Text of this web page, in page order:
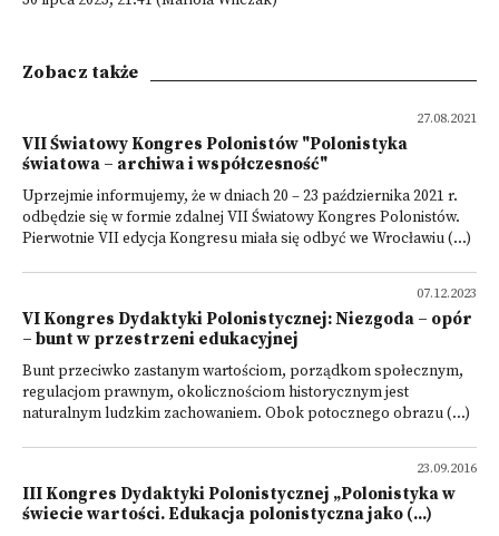
Zobacz także
27.08.2021
VII Światowy Kongres Polonistów "Polonistyka
światowa – archiwa i współczesność"
Uprzejmie informujemy, że w dniach 20 – 23 października 2021 r.
odbędzie się w formie zdalnej VII Światowy Kongres Polonistów.
Pierwotnie VII edycja Kongresu miała się odbyć we Wrocławiu (...)
07.12.2023
VI Kongres Dydaktyki Polonistycznej: Niezgoda – opór
– bunt w przestrzeni edukacyjnej
Bunt przeciwko zastanym wartościom, porządkom społecznym,
regulacjom prawnym, okolicznościom historycznym jest
naturalnym ludzkim zachowaniem. Obok potocznego obrazu (...)
23.09.2016
III Kongres Dydaktyki Polonistycznej „Polonistyka w
świecie wartości. Edukacja polonistyczna jako (...)